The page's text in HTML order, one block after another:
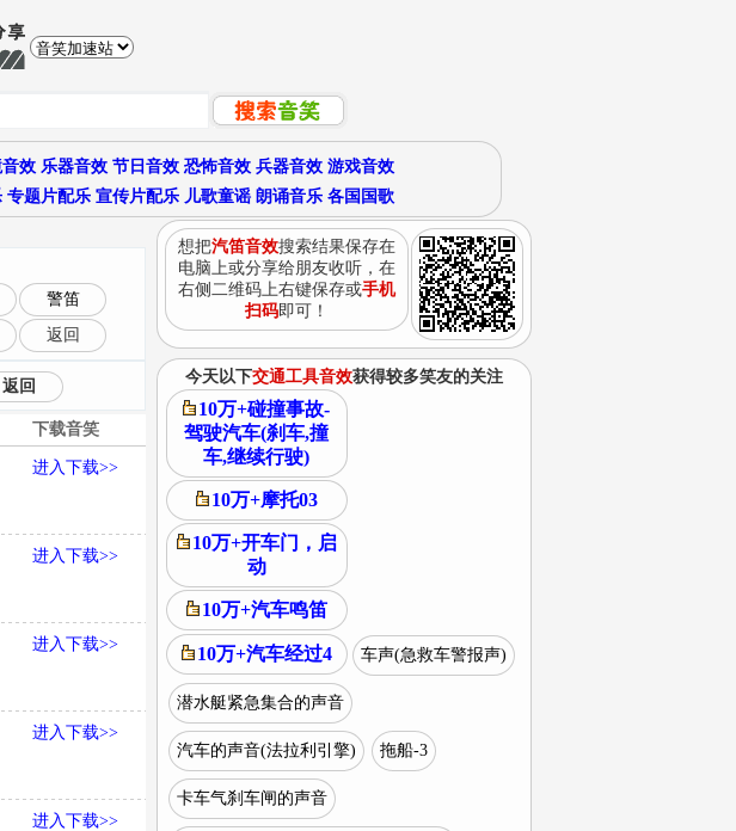
效 乐器音效 节日音效 恐怖音效 兵器音效 游戏音效
专题片配乐 宣传片配乐 儿歌童谣 朗诵音乐 各国国歌
警笛
返回
返回
下载音笑
进入下载>>
进入下载>>
进入下载>>
进入下载>>
进入下载>>
想把汽笛音效搜索结果保存在
电脑上或分享给朋友收听，在
右侧二维码上右键保存或手机
扫码即可！
今天以下交通工具音效获得较多笑友的关注
10万+碰撞事故-
驾驶汽车(刹车,撞
车,继续行驶)
10万+摩托03
10万+开车门，启
动
10万+汽车鸣笛
10万+汽车经过4 车声(急救车警报声)
潜水艇紧急集合的声音
汽车的声音(法拉利引擎) 拖船-3
卡车气刹车闸的声音